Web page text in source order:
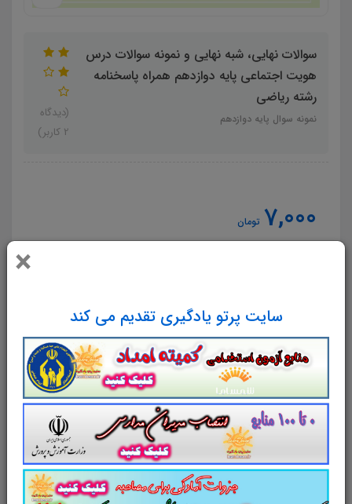
×
سایت پرتو یادگیری تقدیم می کند
سوالات نهایی، شبه نهایی و نمونه سوالات درس
هویت اجتماعی پایه دوازدهم همراه پاسخنامه
رشته ریاضی
نمونه سوال پایه دوازدهم
(دیدگاه
2 کاربر)
7,000 تومان
سوالات نهایی، شبه نهایی و نمونه سوالات درس هویت
اجتماعی پایه دوازدهم همراه پاسخنامه رشته ریاضی در 51
صفحه
شرح دیدگاه‌ها